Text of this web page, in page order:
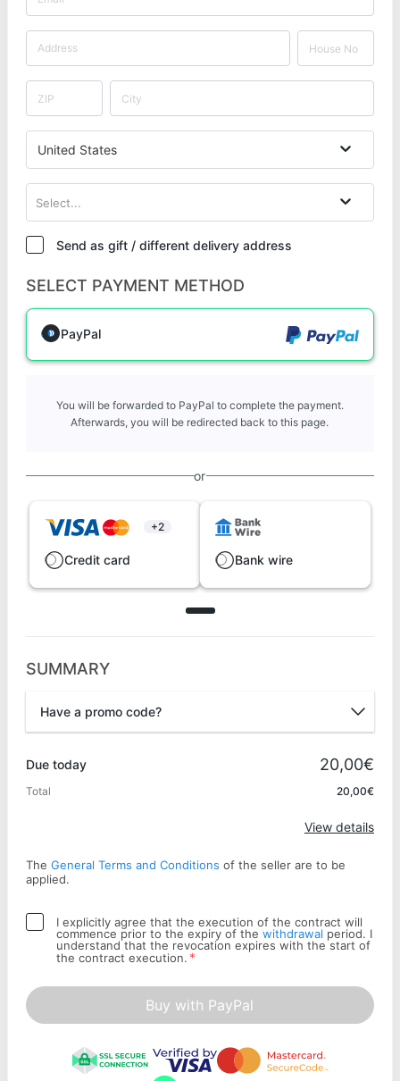
United States
Select...
Send as gift / different delivery address
SELECT PAYMENT METHOD
PayPal
You will be forwarded to PayPal to complete the payment.
Afterwards, you will be redirected back to this page.
or
+2
Credit card Bank wire
SUMMARY
Have a promo code?
Due today 20,00€
Total 20,00€
View details
The General Terms and Conditions of the seller are to be
applied.
I explicitly agree that the execution of the contract will
commence prior to the expiry of the withdrawal period. I
understand that the revocation expires with the start of
the contract execution. *
Buy with PayPal